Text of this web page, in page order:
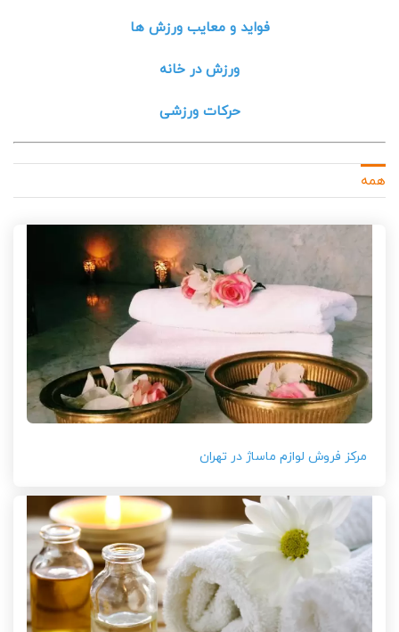
فواید و معایب ورزش ها
ورزش در خانه
حرکات ورزشی
همه
مرکز فروش لوازم ماساژ در تهران